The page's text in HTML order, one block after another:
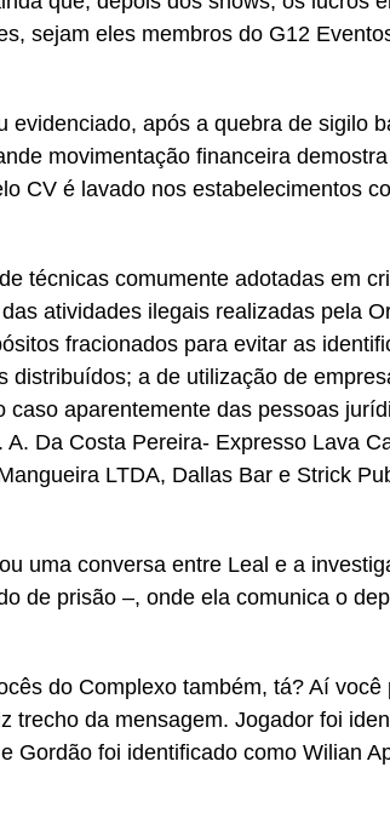
sejam eles membros do G12
evidenciado, após a quebra de sigilo
movimentação financeira
CV é lavado nos estabelecimentos
técnicas comumente adotadas em
atividades ilegais realizadas pela
fracionados para evitar as
distribuídos; a de utilização de
caso aparentemente das pessoas
A. Da Costa Pereira- Expresso Lava
LTDA, Dallas Bar e Strick
uma conversa entre Leal e a
de prisão –, onde ela comunica o
do Complexo também, tá? Aí
trecho da mensagem. Jogador foi
Gordão foi identificado como Wilian